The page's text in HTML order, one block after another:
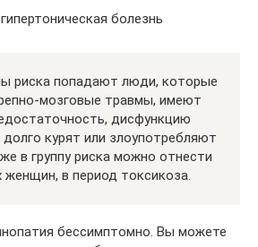
гипертоническая болезнь
риска попадают люди, которые
мозговые травмы, имеют
дисфункцию
курят или злоупотребляют
в группу риска можно отнести
женщин, в период токсикоза.
бессимптомно. Вы можете